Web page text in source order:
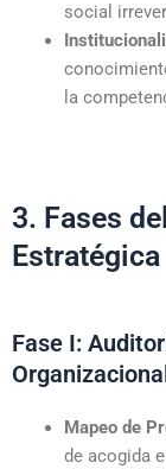
social
la
3. Fases
Estratégica
Fase I:
Mapeo de
de acogida